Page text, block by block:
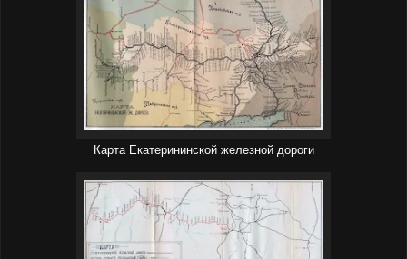
Карта Екатерининской железной дороги